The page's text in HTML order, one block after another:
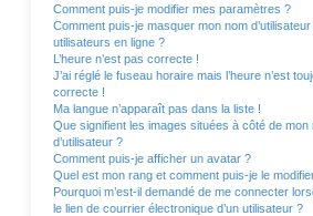
Comment puis-je modifier mes paramètres ?
Comment puis-je masquer mon nom
utilisateurs en ligne ?
L’heure n’est pas correcte !
J’ai réglé le fuseau horaire mais l’heure n’est
correcte !
Ma langue n’apparaît pas dans la liste !
Que signifient les images situées à côté de mon
d’utilisateur ?
Comment puis-je afficher un avatar ?
Quel est mon rang et comment puis-je le
Pourquoi m’est-il demandé de me connecter
le lien de courrier électronique d’un utilisateur ?